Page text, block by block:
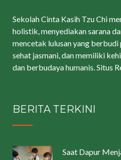
Sekolah Cinta Kasih Tzu Chi
holistik, menyediakan sarana
mencetak lulusan yang
sehat jasmani, dan memiliki
dan berbudaya humanis.Situs
BERITA TERKINI
Saat Dapur